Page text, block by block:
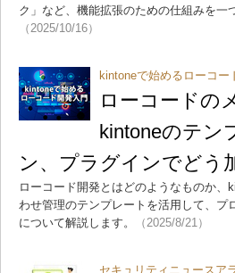
ク」など、機能拡張のための仕組みを
（2025/10/16）
kintoneで始めるローコー
ローコードの
kintoneのテン
ン、プラグインでどう
ローコード開発とはどのようなものか
わせ管理のテンプレートを活用して、
について解説します。
（2025/8/21）
セキュリティニュースア